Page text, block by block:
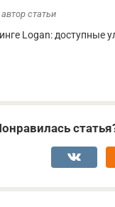
статьи
Logan: доступные